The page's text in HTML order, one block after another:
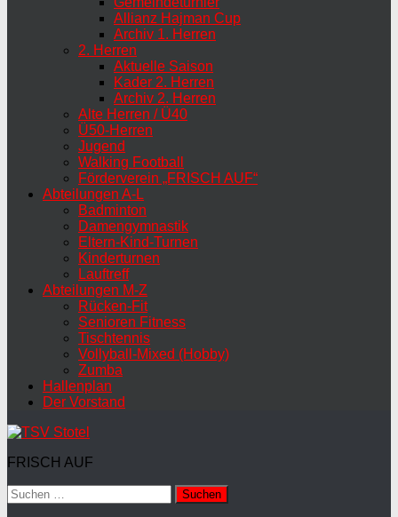
Allianz Hajman Cup
Archiv 1. Herren
2. Herren
Aktuelle Saison
Kader 2. Herren
Archiv 2. Herren
Alte Herren / Ü40
Ü50-Herren
Jugend
Walking Football
Förderverein „FRISCH AUF“
Abteilungen A-L
Badminton
Damengymnastik
Eltern-Kind-Turnen
Kinderturnen
Lauftreff
Abteilungen M-Z
Rücken-Fit
Senioren Fitness
Tischtennis
Vollyball-Mixed (Hobby)
Zumba
Hallenplan
Der Vorstand
FRISCH AUF
Suchen
nach: